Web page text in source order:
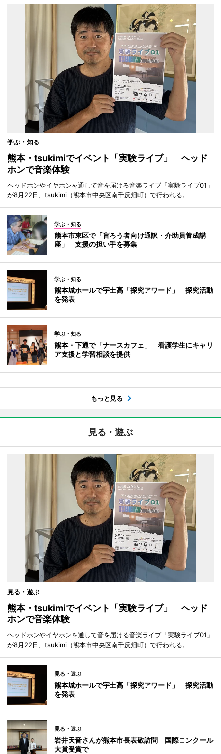
学ぶ・知る
熊本・tsukimiでイベント「実験ライブ」 ヘッド
ホンで音楽体験
ヘッドホンやイヤホンを通して音を届ける音楽ライブ「実験ライブ01」
が8月22日、tsukimi（熊本市中央区南千反畑町）で行われる。
学ぶ・知る
熊本市東区で「盲ろう者向け通訳・介助員養成講
座」 支援の担い手を募集
学ぶ・知る
熊本城ホールで宇土高「探究アワード」 探究活動
を発表
学ぶ・知る
熊本・下通で「ナースカフェ」 看護学生にキャリ
ア支援と学習相談を提供
もっと見る
見る・遊ぶ
見る・遊ぶ
熊本・tsukimiでイベント「実験ライブ」 ヘッド
ホンで音楽体験
ヘッドホンやイヤホンを通して音を届ける音楽ライブ「実験ライブ01」
が8月22日、tsukimi（熊本市中央区南千反畑町）で行われる。
見る・遊ぶ
熊本城ホールで宇土高「探究アワード」 探究活動
を発表
見る・遊ぶ
岩井天音さんが熊本市長表敬訪問 国際コンクール
大賞受賞で